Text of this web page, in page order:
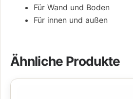
Für Wand und Boden
Für innen und außen
Ähnliche Produkte